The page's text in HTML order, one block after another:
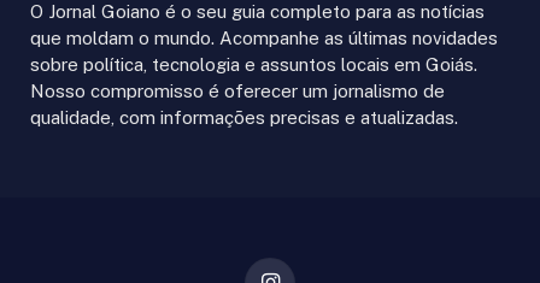
O Jornal Goiano é o seu guia completo para as notícias
que moldam o mundo. Acompanhe as últimas novidades
sobre política, tecnologia e assuntos locais em Goiás.
Nosso compromisso é oferecer um jornalismo de
qualidade, com informações precisas e atualizadas.